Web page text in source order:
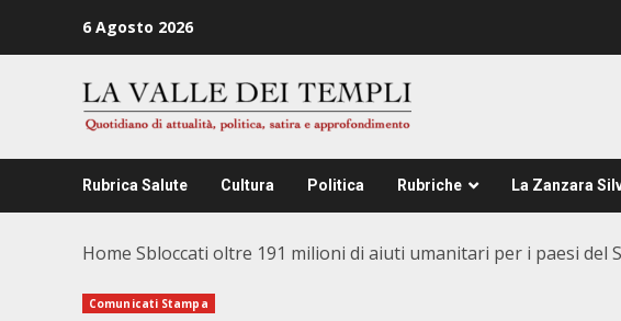
6 Agosto 2026
Rubrica Salute Cultura Politica Rubriche La Zanzara
Home Sbloccati oltre 191 milioni di aiuti umanitari per i paesi del
Comunicati Stampa